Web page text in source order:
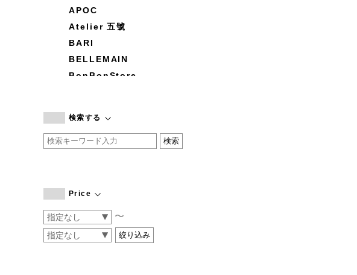
APOC
Atelier 五號
BARI
BELLEMAIN
BonBonStore
by basics
CATWORTH
COGTHEBIGSMOKE
CONVERSE
DEAN & DELUCA
検索する
Price
〜